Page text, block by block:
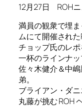
12月27日 ROH
満員の観衆で埋
ムにて開催され
チョップ氏のレ
一杯のラインナッ
佐々木健介＆中
弟。
ブライアン・ダ
丸藤が挑む ROH